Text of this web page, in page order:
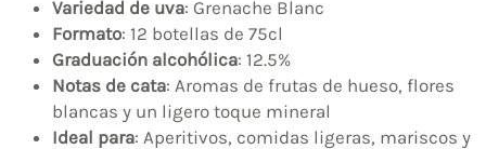
Variedad de uva: Grenache Blanc
Formato: 12 botellas de 75cl
Graduación alcohólica: 12.5%
Notas de cata: Aromas de frutas de hueso, flores
blancas y un ligero toque mineral
Ideal para: Aperitivos, comidas ligeras, mariscos y